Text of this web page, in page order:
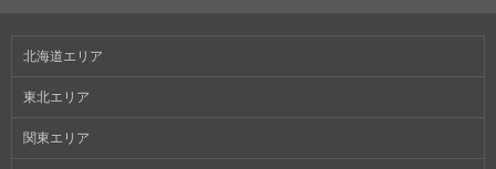
北海道エリア
東北エリア
関東エリア